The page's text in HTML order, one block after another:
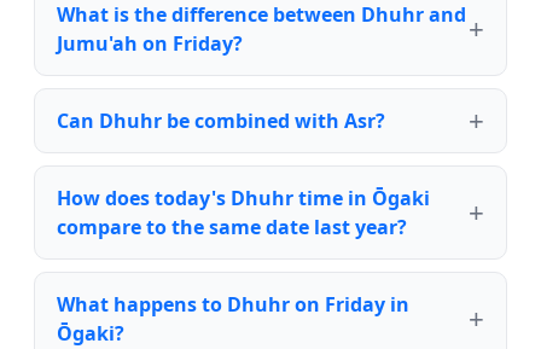
What is the difference between Dhuhr and
Jumu'ah on Friday?
Can Dhuhr be combined with Asr?
How does today's Dhuhr time in Ōgaki
compare to the same date last year?
What happens to Dhuhr on Friday in
Ōgaki?